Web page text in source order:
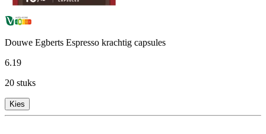
Douwe Egberts Espresso krachtig capsules
6.19
20 stuks
Kies